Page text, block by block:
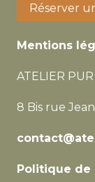
Réserver
Mentions
ATELIER PUR
8 Bis rue
Politique